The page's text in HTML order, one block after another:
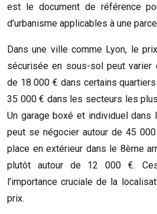
est le document de référence
d’urbanisme applicables à une
Dans une ville comme Lyon, le
sécurisée en sous-sol peut varier
de 18 000 € dans certains
35 000 € dans les secteurs les
Un garage boxé et individuel dans
peut se négocier autour de 45
place en extérieur dans le 8ème
plutôt autour de 12 000 €.
l’importance cruciale de la
prix.